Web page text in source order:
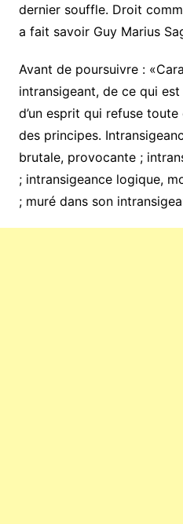
dernier souffle. Droit
a fait savoir Guy Marius
Avant de poursuivre :
intransigeant, de ce qui
d’un esprit qui refuse
des principes.
brutale, provocante ;
; intransigeance logique,
; muré dans son